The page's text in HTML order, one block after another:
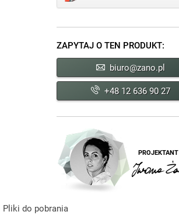
ZAPYTAJ O TEN PRODUKT:
biuro@zano.pl
+48 12 636 90 27
PROJEKTANT
Pliki do pobrania